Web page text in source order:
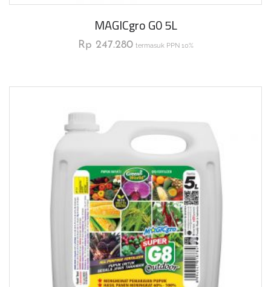
MAGICgro G0 5L
Rp 247.280 termasuk PPN 10%